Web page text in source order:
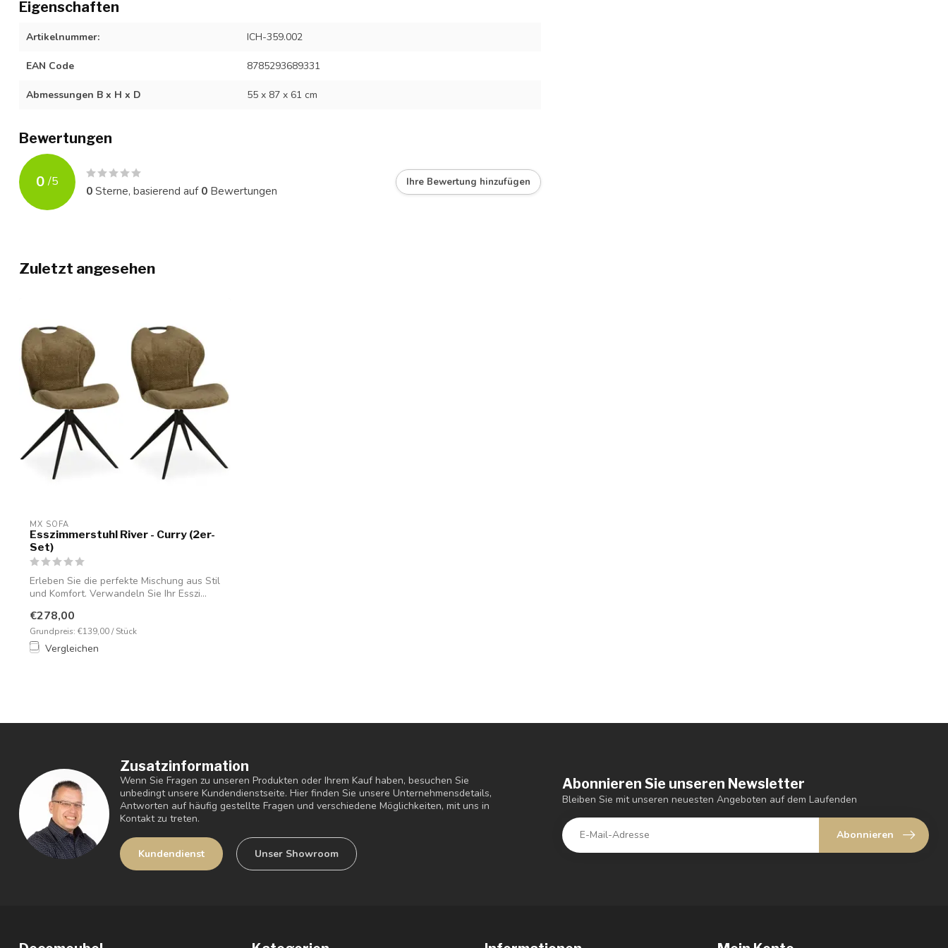
Eigenschaften
Artikelnummer: ICH-359.002
EAN Code 8785293689331
Abmessungen B x H x D 55 x 87 x 61 cm
Bewertungen
0 /5
0Sterne, basierend auf0 Bewertungen
Ihre Bewertung hinzufügen
Zuletzt angesehen
MX SOFA
Esszimmerstuhl River - Curry (2er-
Set)
Erleben Sie die perfekte Mischung aus Stil
und Komfort. Verwandeln Sie Ihr Esszi...
€278,00
Grundpreis: €139,00 / Stück
Vergleichen
Zusatzinformation
Wenn Sie Fragen zu unseren Produkten oder Ihrem Kauf haben, besuchen Sie
unbedingt unsere Kundendienstseite. Hier finden Sie unsere Unternehmensdetails,
Antworten auf häufig gestellte Fragen und verschiedene Möglichkeiten, mit uns in
Kontakt zu treten.
Kundendienst Unser Showroom
Abonnieren Sie unseren Newsletter
Bleiben Sie mit unseren neuesten Angeboten auf dem Laufenden
Abonnieren